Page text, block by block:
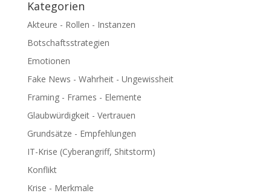
Kategorien
Akteure - Rollen - Instanzen
Botschaftsstrategien
Emotionen
Fake News - Wahrheit - Ungewissheit
Framing - Frames - Elemente
Glaubwürdigkeit - Vertrauen
Grundsätze - Empfehlungen
IT-Krise (Cyberangriff, Shitstorm)
Konflikt
Krise - Merkmale